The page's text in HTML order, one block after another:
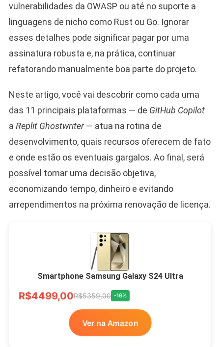
vulnerabilidades da OWASP ou até no suporte a
linguagens de nicho como Rust ou Go. Ignorar
esses detalhes pode significar pagar por uma
assinatura robusta e, na prática, continuar
refatorando manualmente boa parte do projeto.
Neste artigo, você vai descobrir como cada uma
das 11 principais plataformas — de GitHub Copilot
a Replit Ghostwriter— atua na rotina de
desenvolvimento, quais recursos oferecem de fato
e onde estão os eventuais gargalos. Ao final, será
possível tomar uma decisão objetiva,
economizando tempo, dinheiro e evitando
arrependimentos na próxima renovação de licença.
Smartphone Samsung Galaxy S24 Ultra
R$4499,00R$5359,00 -16%
Ver na Amazon